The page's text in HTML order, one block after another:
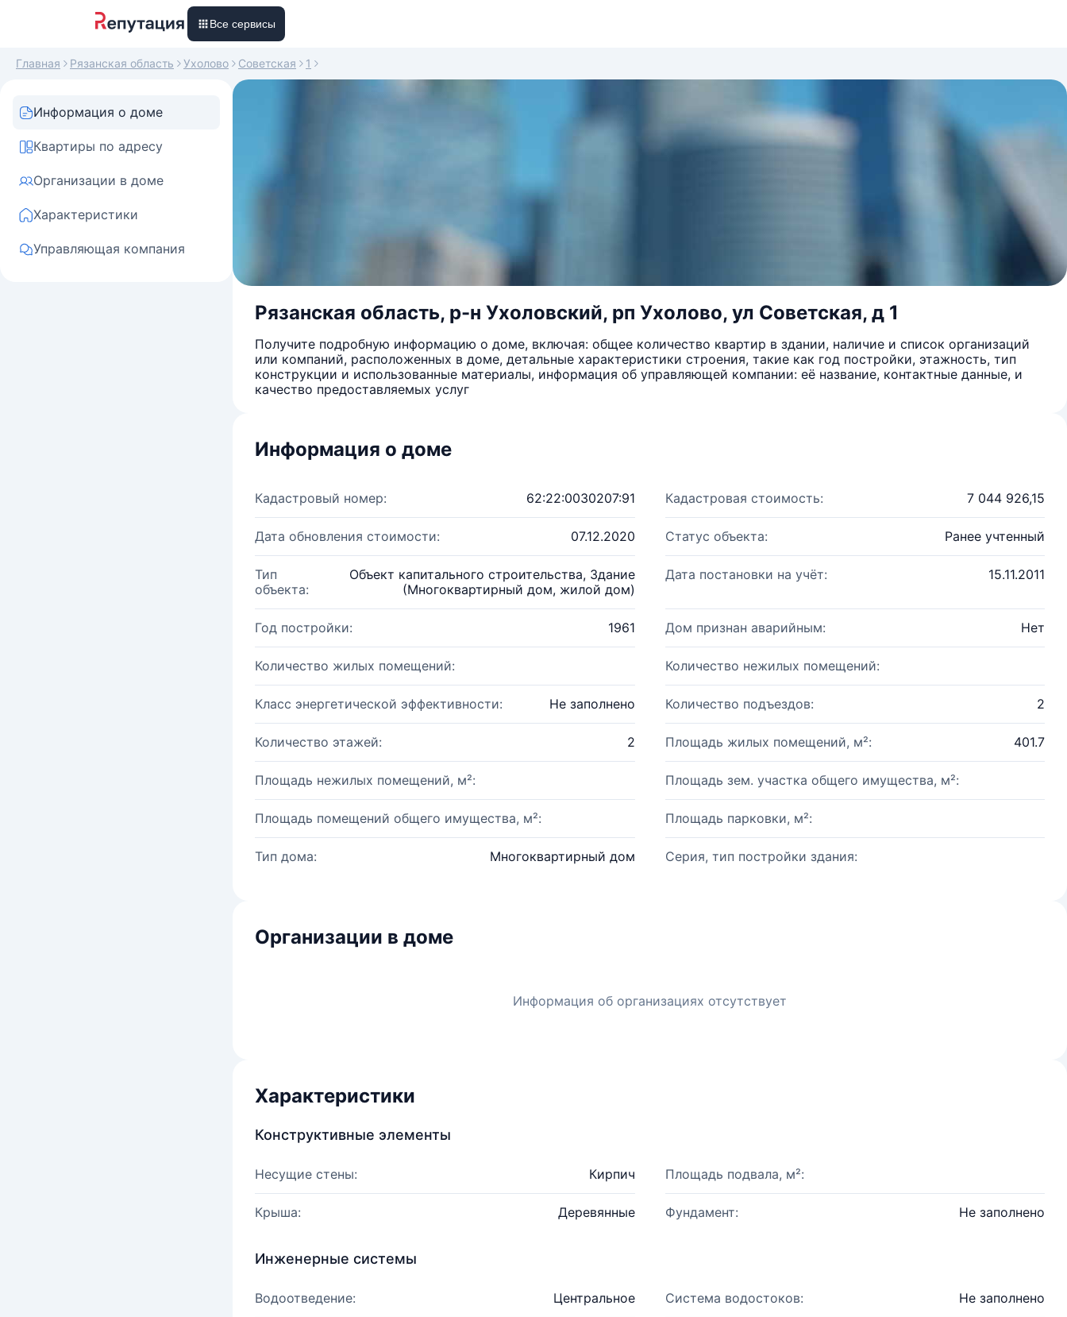
Все сервисы
Главная Рязанская область Ухолово Советская 1
Информация о доме
Квартиры по адресу
Организации в доме
Характеристики
Управляющая компания
Рязанская область, р-н Ухоловский, рп Ухолово, ул Советская, д 1
Получите подробную информацию о доме, включая: общее количество квартир в здании, наличие и список организаций
или компаний, расположенных в доме, детальные характеристики строения, такие как год постройки, этажность, тип
конструкции и использованные материалы, информация об управляющей компании: её название, контактные данные, и
качество предоставляемых услуг
Информация о доме
Кадастровый номер: 62:22:0030207:91 Кадастровая стоимость: 7 044 926,15
Дата обновления стоимости: 07.12.2020 Статус объекта: Ранее учтенный
Тип
объекта:
Объект капитального строительства, Здание
(Многоквартирный дом, жилой дом)
Дата постановки на учёт: 15.11.2011
Год постройки: 1961 Дом признан аварийным: Нет
Количество жилых помещений: Количество нежилых помещений:
Класс энергетической эффективности: Не заполнено Количество подъездов: 2
Количество этажей: 2 Площадь жилых помещений, м²: 401.7
Площадь нежилых помещений, м²: Площадь зем. участка общего имущества, м²:
Площадь помещений общего имущества, м²: Площадь парковки, м²:
Тип дома: Многоквартирный дом Серия, тип постройки здания:
Организации в доме
Информация об организациях отсутствует
Характеристики
Конструктивные элементы
Несущие стены: Кирпич Площадь подвала, м²:
Крыша: Деревянные Фундамент: Не заполнено
Инженерные системы
Водоотведение: Центральное Система водостоков: Не заполнено